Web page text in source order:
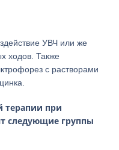
УВЧ или же
ходов. Также
с растворами
терапии при
следующие группы